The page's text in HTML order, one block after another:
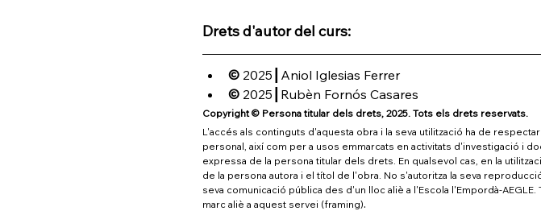
Drets d'autor del curs:
© 2025 Aniol Iglesias Ferrer
© 2025 ┃Rubèn Fornós Casares
Copyright © Persona titular dels drets, 2025. Tots els drets reservats.
L'accés als continguts d'aquesta obra i la seva utilització ha de
personal, així com per a usos emmarcats en activitats d'investigació i
expressa de la persona titular dels drets. En qualsevol cas, en la
de la persona autora i el títol de l'obra. No s'autoritza la seva
seva comunicació pública des d'un lloc aliè a l'Escola l'Empordà-
marc aliè a aquest servei (framing).